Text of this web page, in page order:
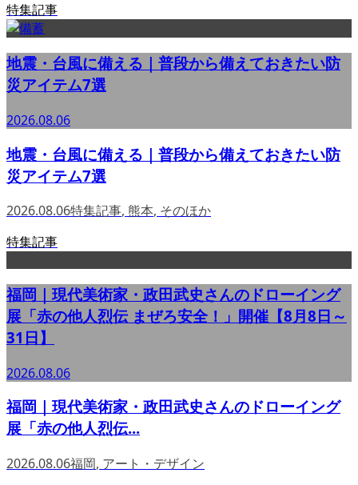
特集記事
地震・台風に備える｜普段から備えておきたい防
災アイテム7選
2026.08.06
地震・台風に備える｜普段から備えておきたい防
災アイテム7選
2026.08.06特集記事, 熊本, そのほか
特集記事
福岡｜現代美術家・政田武史さんのドローイング
展「赤の他人烈伝 まぜろ安全！」開催【8月8日～
31日】
2026.08.06
福岡｜現代美術家・政田武史さんのドローイング
展「赤の他人烈伝...
2026.08.06福岡, アート・デザイン